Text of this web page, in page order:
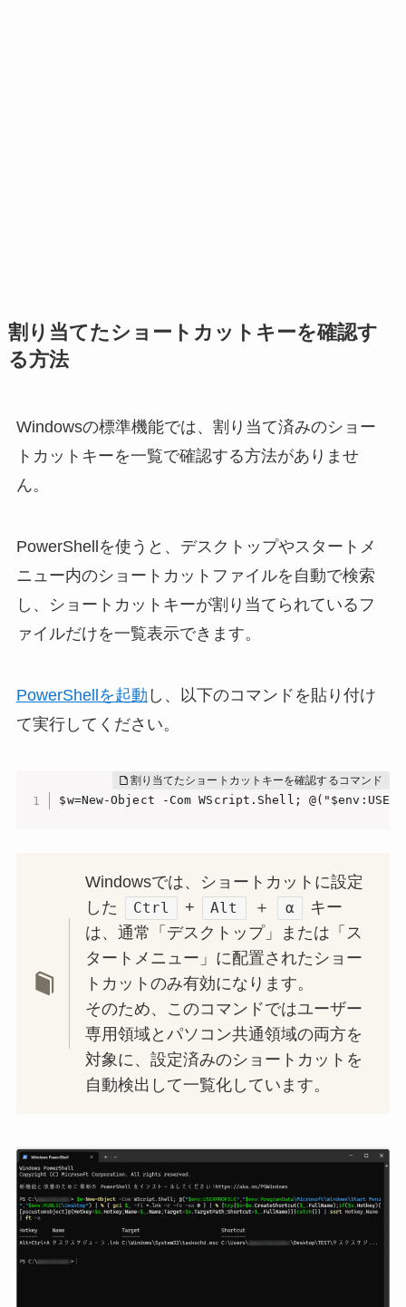
割り当てたショートカットキーを確認す
る方法
Windowsの標準機能では、割り当て済みのショー
トカットキーを一覧で確認する方法がありませ
ん。
PowerShellを使うと、デスクトップやスタートメ
ニュー内のショートカットファイルを自動で検索
し、ショートカットキーが割り当てられているフ
ァイルだけを一覧表示できます。
PowerShellを起動 し、以下のコマンドを貼り付け
て実行してください。
$w=New-Object -Com WScript.Shell;
Windowsでは、ショートカットに設定
した
Ctrl + Alt ＋ α
キー
は、通常「デスクトップ」または「ス
タートメニュー」に配置されたショー
トカットのみ有効になります。
そのため、このコマンドではユーザー
専用領域とパソコン共通領域の両方を
対象に、設定済みのショートカットを
自動検出して一覧化しています。